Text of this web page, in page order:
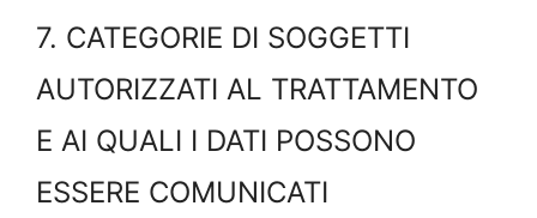
7. CATEGORIE DI SOGGETTI
AUTORIZZATI AL TRATTAMENTO
E AI QUALI I DATI POSSONO
ESSERE COMUNICATI